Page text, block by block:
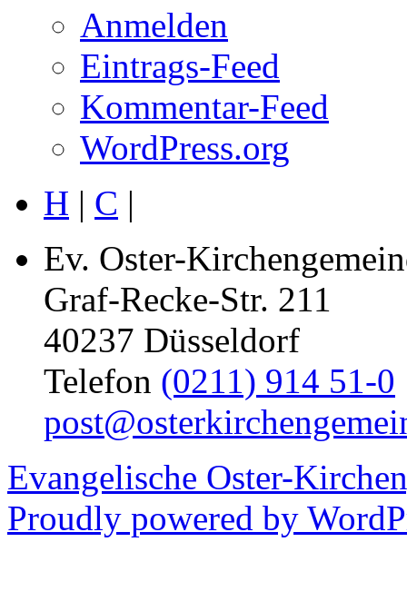
Anmelden
Eintrags-Feed
Kommentar-Feed
WordPress.org
H | C |
Ev. Oster-
Graf-Recke-Str. 211
40237 Düsseldorf
Telefon (0211) 914 51-0
Evangelische Oster-
Proudly powered by